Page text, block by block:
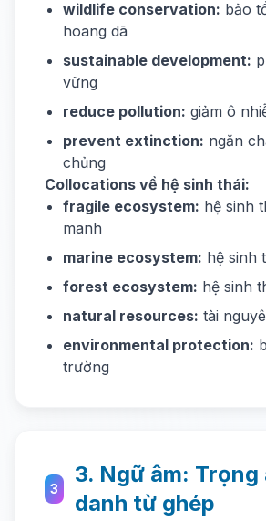
wildlife conservation: bảo
hoang dã
sustainable development:
vững
reduce pollution: giảm ô
prevent extinction: ngăn
chủng
Collocations về hệ sinh thái:
fragile ecosystem: hệ sinh
manh
marine ecosystem: hệ sinh
forest ecosystem: hệ sinh
natural resources: tài
environmental protection:
trường
3
3. Ngữ âm:
danh từ ghép